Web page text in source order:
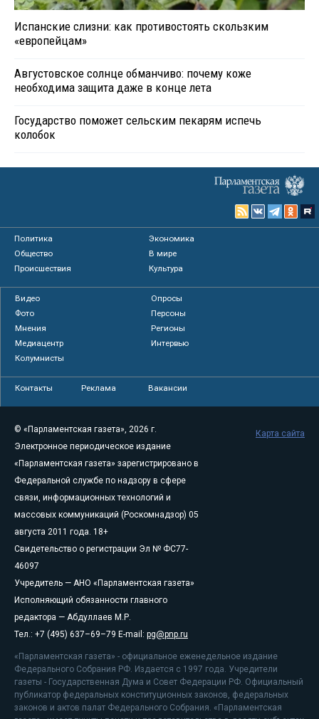
Испанские слизни: как противостоять скользким
«европейцам»
Августовское солнце обманчиво: почему коже
необходима защита даже в конце лета
Государство поможет сельским пекарям испечь
колобок
Политика
Экономика
Общество
В мире
Происшествия
Культура
Видео
Опросы
Фото
Персоны
Мнения
Регионы
Медиацентр
Интервью
Колумнисты
Контакты Реклама Вакансии
© «Парламентская газета», 2026 г.
Электронное периодическое издание
«Парламентская газета» зарегистрировано в
Федеральной службе по надзору в сфере
связи, информационных технологий и
массовых коммуникаций (Роскомнадзор) 05
августа 2011 года. 18+
Свидетельство о регистрации Эл № ФС77-
46097
Учредитель — АНО «Парламентская газета»
Исполняющий обязанности главного
редактора — Абдуллаев М.Р.
Тел.: +7 (495) 637–69–79 E-mail: pg@pnp.ru
«Парламентская газета» - официальное еженедельное издание
Федерального Собрания РФ. Издается с 1997 года. Учредители
газеты - Государственная Дума и Совет Федерации РФ. Официальный
публикатор федеральных конституционных законов, федеральных
законов и актов палат Федерального Собрания. «Парламентская
Карта сайта